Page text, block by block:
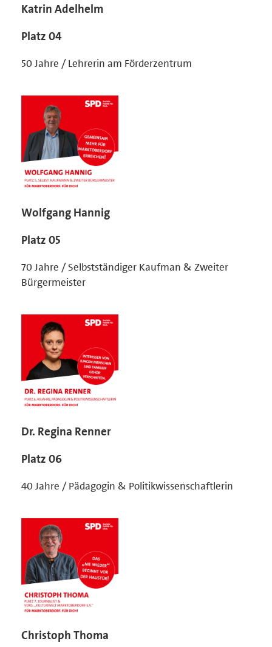
Katrin Adelhelm
Platz 04
50 Jahre / Lehrerin am Förderzentrum
Wolfgang Hannig
Platz 05
70 Jahre / Selbstständiger Kaufman & Zweiter
Bürgermeister
Dr. Regina Renner
Platz 06
40 Jahre / Pädagogin & Politikwissenschaftlerin
Christoph Thoma